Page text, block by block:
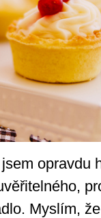
opravdu
Myslím,